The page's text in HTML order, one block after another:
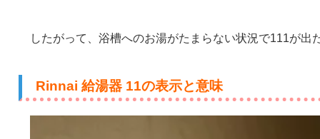
したがって、浴槽へのお湯がたまらない状況で111が
Rinnai 給湯器 11の表示と意味